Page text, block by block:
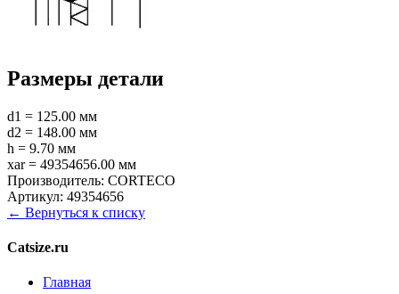
Размеры детали
d1 = 125.00 мм
d2 = 148.00 мм
h = 9.70 мм
xar = 49354656.00 мм
Производитель: CORTECO
Артикул: 49354656
← Вернуться к списку
Catsize.ru
Главная